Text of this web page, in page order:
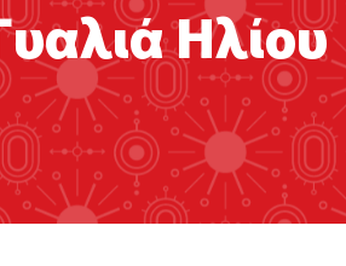
Ηλίου